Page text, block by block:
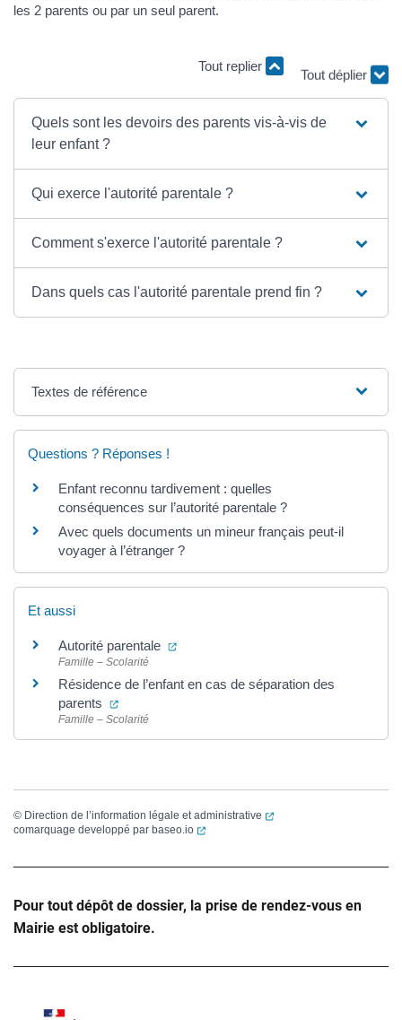
les 2 parents ou par un seul parent.
Tout replier Tout déplier
Quels sont les devoirs des parents vis-à-vis de
leur enfant ?
Qui exerce l'autorité parentale ?
Comment s'exerce l'autorité parentale ?
Dans quels cas l'autorité parentale prend fin ?
Textes de référence
Questions ? Réponses !
Enfant reconnu tardivement : quelles
conséquences sur l’autorité parentale ?
Avec quels documents un mineur français peut-il
voyager à l’étranger ?
Et aussi
Autorité parentale (ouverture dans un nouvel onglet)
Famille – Scolarité
Résidence de l’enfant en cas de séparation des
parents
(ouverture dans un nouvel onglet)
Famille – Scolarité
© Direction de l’information légale et administrative
(ouverture dans un
comarquage developpé par baseo.io (ouverture dans un nouvel onglet)
Pour tout dépôt de dossier, la prise de rendez-vous en
Mairie est obligatoire.